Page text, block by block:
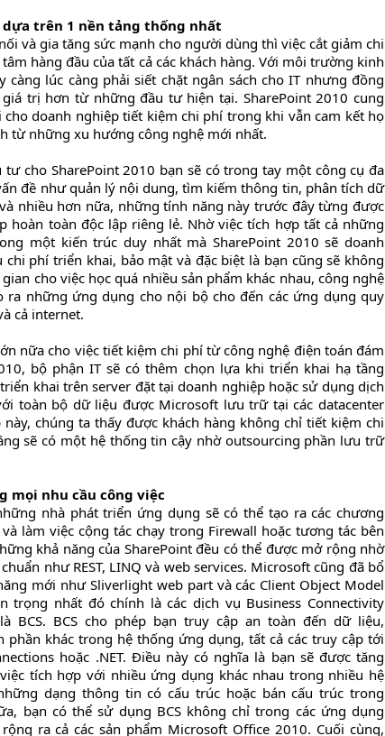
trên 1 nền tảng thống nhất
và gia tăng sức mạnh cho người dùng thì việc cắt giảm chi
hàng đầu của tất cả các khách hàng. Với môi trường kinh
càng lúc càng phải siết chặt ngân sách cho IT nhưng đồng
trị hơn từ những đầu tư hiện tại. SharePoint 2010 cung
doanh nghiệp tiết kiệm chi phí trong khi vẫn cam kết họ
từ những xu hướng công nghệ mới nhất.
tư cho SharePoint 2010 bạn sẽ có trong tay một công cụ đa
đề như quản lý nội dung, tìm kiếm thông tin, phân tích dữ
nhiều hơn nữa, những tính năng này trước đây từng được
hoàn toàn độc lập riêng lẻ. Nhờ việc tích hợp tất cả những
một kiến trúc duy nhất mà SharePoint 2010 sẽ doanh
phí triển khai, bảo mật và đặc biệt là bạn cũng sẽ không
cho việc học quá nhiều sản phẩm khác nhau, công nghệ
ra những ứng dụng cho nội bộ cho đến các ứng dụng quy
cả internet.
nữa cho việc tiết kiệm chi phí từ công nghệ điện toán đám
bộ phận IT sẽ có thêm chọn lựa khi triển khai hạ tầng
khai trên server đặt tại doanh nghiệp hoặc sử dụng dịch
toàn bộ dữ liệu được Microsoft lưu trữ tại các datacenter
chúng ta thấy được khách hàng không chỉ tiết kiệm chi
sẽ có một hệ thống tin cậy nhờ outsourcing phần lưu trữ
mọi nhu cầu công việc
nhà phát triển ứng dụng sẽ có thể tạo ra các chương
làm việc cộng tác chạy trong Firewall hoặc tương tác bên
khả năng của SharePoint đều có thể được mở rộng nhờ
như REST, LINQ và web services. Microsoft cũng đã bổ
mới như Sliverlight web part và các Client Object Model
trọng nhất đó chính là các dịch vụ Business Connectivity
BCS. BCS cho phép bạn truy cập an toàn đến dữ liệu,
phần khác trong hệ thống ứng dụng, tất cả các truy cập tới
hoặc .NET. Điều này có nghĩa là bạn sẽ được tăng
tích hợp với nhiều ứng dụng khác nhau trong nhiều hệ
dạng thông tin có cấu trúc hoặc bán cấu trúc trong
bạn có thể sử dụng BCS không chỉ trong các ứng dụng
ra cả các sản phẩm Microsoft Office 2010. Cuối cùng,